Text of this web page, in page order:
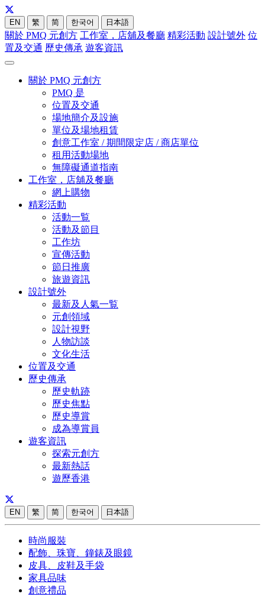
EN 繁 简 한국어 日本語
關於 PMQ 元創方 工作室，店舖及餐廳 精彩活動 設計號外 位
置及交通 歷史傳承 遊客資訊
關於 PMQ 元創方
PMQ 是
位置及交通
場地簡介及設施
單位及場地租賃
創意工作室 / 期間限定店 / 商店單位
租用活動場地
無障礙通道指南
工作室，店舖及餐廳
網上購物
精彩活動
活動一覧
活動及節目
工作坊
宣傳活動
節日推廣
旅遊資訊
設計號外
最新及人氣一覧
元創領域
設計視野
人物訪談
文化生活
位置及交通
歷史傳承
歷史軌跡
歷史焦點
歷史導賞
成為導賞員
遊客資訊
探索元創方
最新熱話
遊歷香港
EN 繁 简 한국어 日本語
時尚服裝
配飾、珠寶、鐘錶及眼鏡
皮具、皮鞋及手袋
家具品味
創意禮品